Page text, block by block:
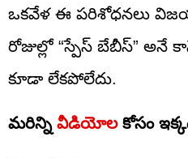
ఒకవేళ ఈ పరిశోధనలు
రోజుల్లో “స్పేస్ బేబీస్” అనే
కూడా లేకపోలేదు.
మరిన్ని వీడియోలకోసం